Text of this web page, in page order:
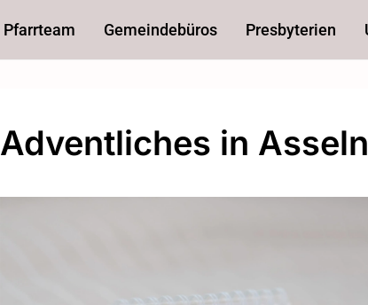
Pfarrteam Gemeindebüros Presbyterien
Adventliches in Asseln